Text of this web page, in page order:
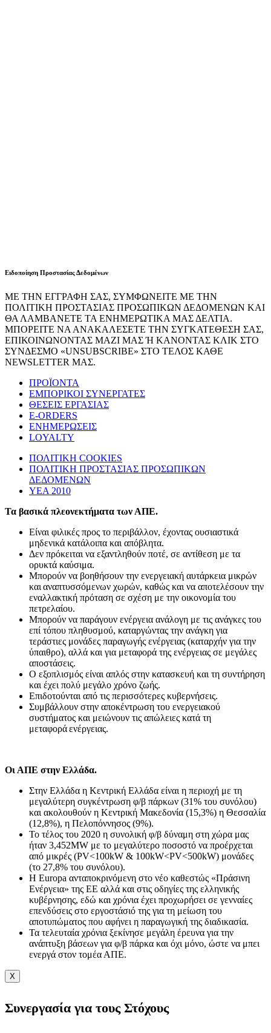
Ειδοποίηση Προστασίας Δεδομένων
ΜΕ ΤΗΝ ΕΓΓΡΑΦΗ ΣΑΣ, ΣΥΜΦΩΝΕΙΤΕ ΜΕ ΤΗΝ
ΠΟΛΙΤΙΚΗ ΠΡΟΣΤΑΣΙΑΣ ΠΡΟΣΩΠΙΚΩΝ ΔΕΔΟΜΕΝΩΝ ΚΑΙ
ΘΑ ΛΑΜΒΑΝΕΤΕ ΤΑ ΕΝΗΜΕΡΩΤΙΚΑ ΜΑΣ ΔΕΛΤΙΑ.
ΜΠΟΡΕΙΤΕ ΝΑ ΑΝΑΚΑΛΕΣΕΤΕ ΤΗΝ ΣΥΓΚΑΤΕΘΕΣΗ ΣΑΣ,
ΕΠΙΚΟΙΝΩΝΟΝΤΑΣ ΜΑΖΙ ΜΑΣ Ή ΚΑΝΟΝΤΑΣ ΚΛΙΚ ΣΤΟ
ΣΥΝΔΕΣΜΟ «UNSUBSCRIBE» ΣΤΟ ΤΕΛΟΣ ΚΑΘΕ
NEWSLETTER ΜΑΣ.
ΠΡΟΪΟΝΤΑ
ΕΜΠΟΡΙΚΟΙ ΣΥΝΕΡΓΑΤΕΣ
ΘΕΣΕΙΣ ΕΡΓΑΣΙΑΣ
E-ORDERS
ΕΝΗΜΕΡΩΣΕΙΣ
LOYALTY
ΠΟΛΙΤΙΚΗ COOKIES
ΠΟΛΙΤΙΚΗ ΠΡΟΣΤΑΣΙΑΣ ΠΡΟΣΩΠΙΚΩΝ
ΔΕΔΟΜΕΝΩΝ
ΥΕΑ 2010
Τα βασικά πλεονεκτήματα των ΑΠΕ.
Είναι φιλικές προς το περιβάλλον, έχοντας ουσιαστικά
μηδενικά κατάλοιπα και απόβλητα.
Δεν πρόκειται να εξαντληθούν ποτέ, σε αντίθεση με τα
ορυκτά καύσιμα.
Μπορούν να βοηθήσουν την ενεργειακή αυτάρκεια μικρών
και αναπτυσσόμενων χωρών, καθώς και να αποτελέσουν την
εναλλακτική πρόταση σε σχέση με την οικονομία του
πετρελαίου.
Mπορούν να παράγουν ενέργεια ανάλογη με τις ανάγκες του
επί τόπου πληθυσμού, καταργώντας την ανάγκη για
τεράστιες μονάδες παραγωγής ενέργειας (καταρχήν για την
ύπαιθρο), αλλά και για μεταφορά της ενέργειας σε μεγάλες
αποστάσεις.
Ο εξοπλισμός είναι απλός στην κατασκευή και τη συντήρηση
και έχει πολύ μεγάλο χρόνο ζωής.
Επιδοτούνται από τις περισσότερες κυβερνήσεις.
Συμβάλλουν στην αποκέντρωση του ενεργειακού
συστήματος και μειώνουν τις απώλειες κατά τη
μεταφορά ενέργειας.
Οι ΑΠΕ στην Ελλάδα.
Στην Ελλάδα η Κεντρική Ελλάδα είναι η περιοχή με τη
μεγαλύτερη συγκέντρωση φ/β πάρκων (31% του συνόλου)
και ακολουθούν η Κεντρική Μακεδονία (15,3%) η Θεσσαλία
(12,8%), η Πελοπόννησος (9%).
Το τέλος του 2020 η συνολική φ/β δύναμη στη χώρα μας
ήταν 3,452ΜW με το μεγαλύτερο ποσοστό να προέρχεται
από μικρές (PV<100kW & 100kW<PV<500kW) μονάδες
(το 27,8% του συνόλου).
Η Εuropa ανταποκρινόμενη στο νέο καθεστώς «Πράσινη
Ενέργεια» της ΕΕ αλλά και στις οδηγίες της ελληνικής
κυβέρνησης, εδώ και χρόνια έχει προχωρήσει σε γενναίες
επενδύσεις στο εργοστάσιό της για τη μείωση του
αποτυπώματος που αφήνει η παραγωγική της διαδικασία.
Τα τελευταία χρόνια ξεκίνησε μεγάλη έρευνα για την
ανάπτυξη βάσεων για φ/β πάρκα και όχι μόνο, ώστε να μπει
ενεργά στον τομέα ΑΠΕ.
X
Συνεργασία για τους Στόχους